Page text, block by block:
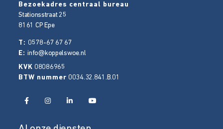
Bezoekadres centraal bureau
Stationsstraat 25
8161 CP Epe
T: 0578-67 67 67
E:info@koppelswoe.nl
KVK 08086965
BTW nummer 0034.32.841.B.01